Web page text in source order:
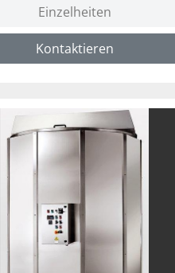
Einzelheiten
Kontaktieren